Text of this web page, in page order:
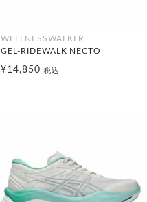
WELLNESSWALKER
GEL-RIDEWALK NECTO
¥14,850 税込